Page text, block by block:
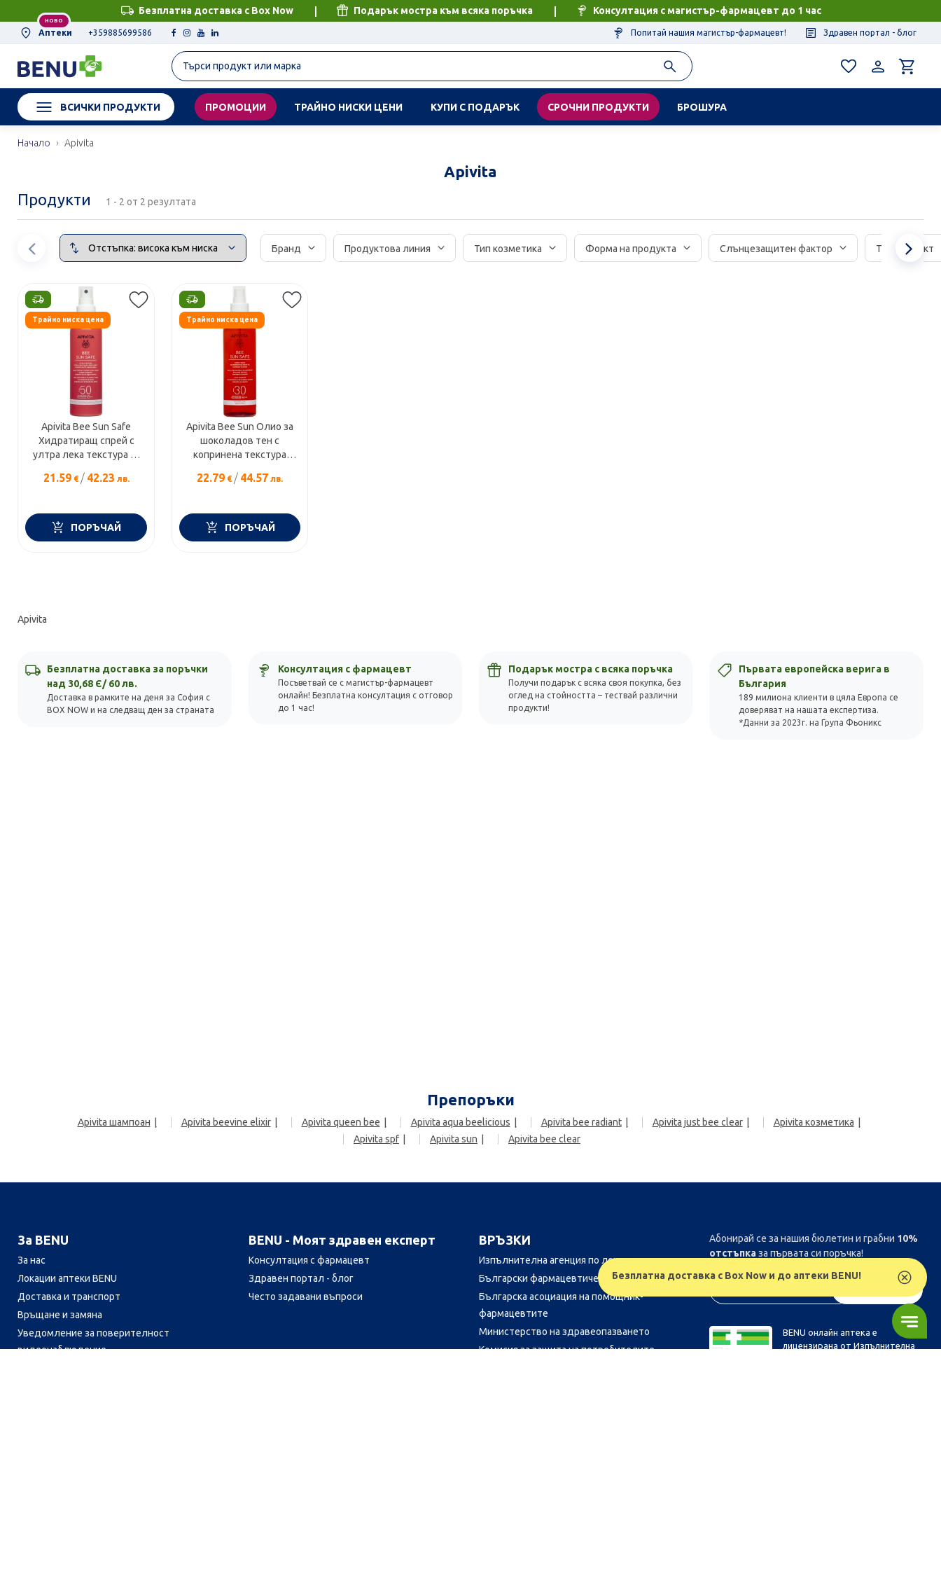
Безплатна доставка с Box Now и до аптеки BENU!
Безплатна доставка с Box Now Подарък мостра към всяка поръчка Консултация с магистър-фармацевт до 1 час
НОВО
Аптеки +359885699586 Попитай нашия магистър-фармацевт! Здравен портал - блог
ВСИЧКИ ПРОДУКТИ ПРОМОЦИИ ТРАЙНО НИСКИ ЦЕНИ КУПИ С ПОДАРЪК СРОЧНИ ПРОДУКТИ БРОШУРА
Начало Apivita
Apivita
Продукти
1 - 2 от 2 резултата
Сортирай
Бранд Продуктова линия Тип козметика Форма на продукта Слънцезащитен фактор Тип продукт
Предишен
Етикети
Трайно ниска цена
Apivita Bee Sun Safe
Хидратиращ спрей с
ултра лека текстура за
21.59€ / 42.23 лв.
ПОРЪЧАЙ
Етикети
Трайно ниска цена
Apivita Bee Sun Олио за
шоколадов тен с
копринена текстура
22.79 € / 44.57 лв.
ПОРЪЧАЙ
Apivita
Безплатна доставка за поръчки
над 30,68 Є/ 60 лв.
Доставка в рамките на деня за София с
BOX NOW и на следващ ден за страната
Консултация с фармацевт
Посъветвай се с магистър-фармацевт
онлайн! Безплатна консултация с отговор
до 1 час!
Подарък мостра с всяка поръчка
Получи подарък с всяка своя покупка, без
оглед на стойността – тествай различни
продукти!
Първата европейска верига в
България
189 милиона клиенти в цяла Европа се
доверяват на нашата експертиза.
*Данни за 2023г. на Група Фьоникс
Препоръки
Apivita шампоан Apivita beevine elixir Apivita queen bee Apivita aqua beelicious Apivita bee radiant Apivita just bee clear
Apivita козметика
Apivita spf
Apivita sun Apivita bee clear
За BENU
За нас
Локации аптеки BENU
Доставка и транспорт
Връщане и замяна
Уведомление за поверителност
видеонаблюдение
BENU - Моят здравен експерт
Консултация с фармацевт
Здравен портал - блог
Често задавани въпроси
ВРЪЗКИ
Изпълнителна агенция по лекарствата
Български фармацевтичен съюз
Българска асоциация на помощник-
фармацевтите
Министерство на здравеопазването
Комисия за защита на потребителите
Абонирай се за нашия бюлетин и грабни 10%
отстъпказа първата си поръчка!
BENU онлайн аптека е
лицензирана от Изпълнителна
Лесно ли се ориентираш в
сайта ни днес?
Технически проблем с плащането